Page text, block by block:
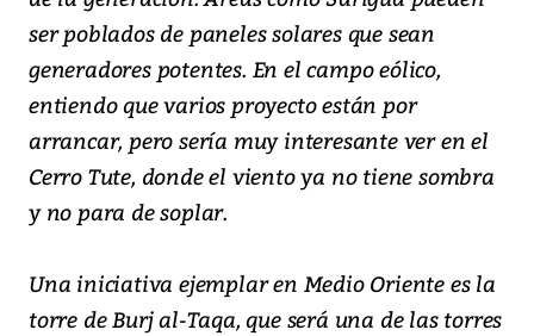
ser poblados de paneles solares que sean
generadores potentes. En el campo eólico,
entiendo que varios proyecto están por
arrancar, pero sería muy interesante ver en el
Cerro Tute, donde el viento ya no tiene sombra
y no para de soplar.
Una iniciativa ejemplar en Medio Oriente es la
torre de Burj al-Taqa, que será una de las torres